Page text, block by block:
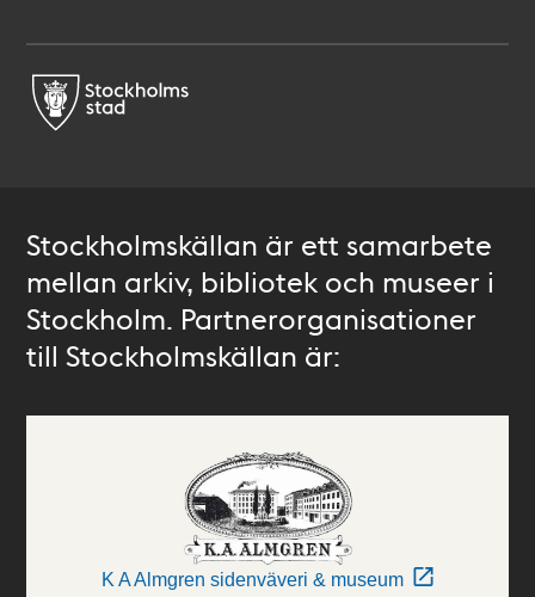
Stockholmskällan är ett samarbete
mellan arkiv, bibliotek och museer i
Stockholm. Partnerorganisationer
till Stockholmskällan är:
K A Almgren sidenväveri & museum